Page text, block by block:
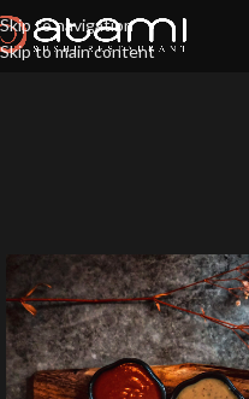
Skip to navigation
Skip to main content